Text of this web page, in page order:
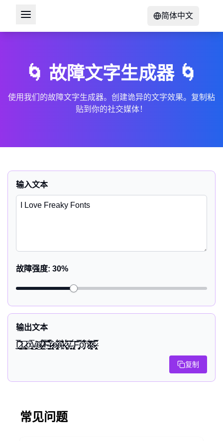
简体中文
🌀 故障文字生成器 🌀
使用我们的故障文字生成器。创建诡异的文字效果。复制粘
贴到你的社交媒体！
输入文本
故障强度: 30%
输出文本
I̤̥̖̭̭̅̌̇̈͟ ̷̣͔̺̖̗̥̄̕͞Ļ̷̷̛̥̗̳̻͟͞ơ̵̢̨̮̦͔̅͛͜v̵̛̥̗̥̭̆͜͜͝ë̶̴̸̢̹̗͔̽͜ ̷̴̸̦̭͛̅̀̅͞F̶̴̼̦̮̺̅͋̽̌r̷̶̷̢̢̖͚̀̐̈e̷̴̡̢̥̳͋̈͋͝å̶̭̹̤̖̂͋͊̕k̷̢̧͕̻̣͆̌́̆ŷ̵̵̧̥̮̤̌͆̌ ̴̧̢̧͔̗͓͕́͞F̡̧̡̡̼̖̗̦̅͌ŏ̡̼̖̇͊͋͌̕͞n̷̷̥̗̗̄̃͋͞͞t̵̷͕̳̣͓̽̃̕͝s̶̷̢̡̖̗̮̗̅͆
复制
常见问题